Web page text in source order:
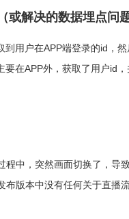
解决的数据埋点问题
用户在APP端登录的id，
在APP外，获取了用户id，
中，突然画面切换了，导
版本中没有任何关于直播